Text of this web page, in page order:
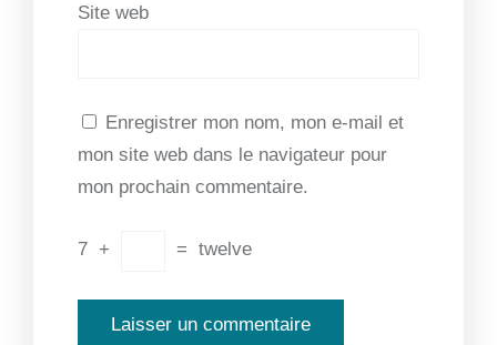
Site web
Enregistrer mon nom, mon e-mail et
mon site web dans le navigateur pour
mon prochain commentaire.
7 + = twelve